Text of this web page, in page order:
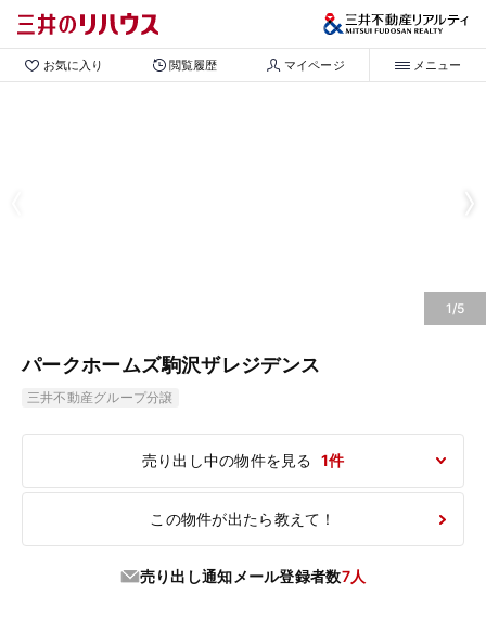
お気に入り 閲覧履歴 マイページ メニュー
1/5
パークホームズ駒沢ザレジデンス
三井不動産グループ分譲
売り出し中の物件を見る 1件
この物件が出たら教えて！
売り出し通知メール登録者数7人